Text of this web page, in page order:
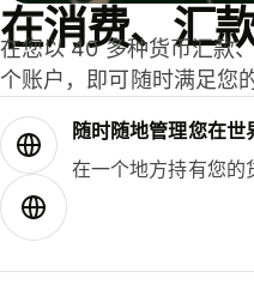
在消费、汇
在您以 40 多种货币汇款
个账户，即可随时满足您
随时随地管理您在世
在一个地方持有您的